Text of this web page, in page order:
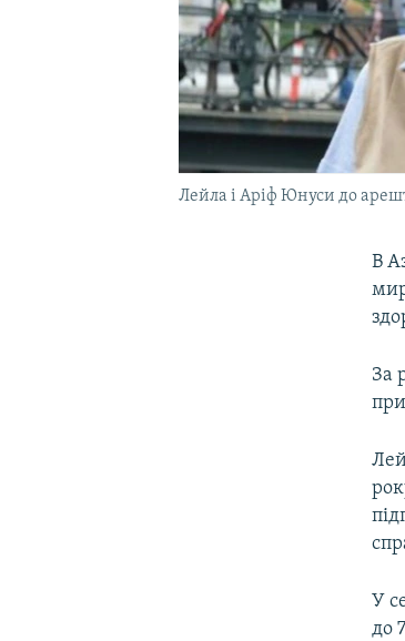
Лейла і Аріф Юнуси до
В
За
У
до